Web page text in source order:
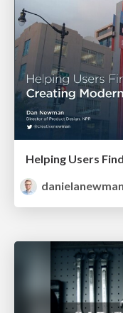
danielanewman